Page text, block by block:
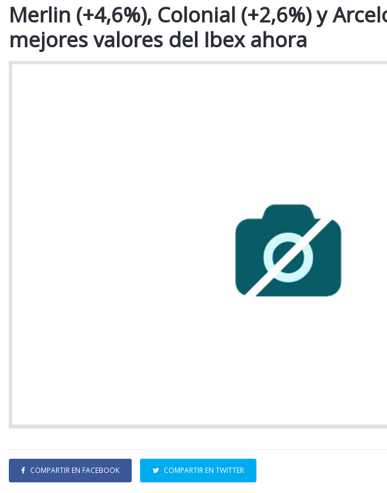
Merlin (+4,6%), Colonial (+2,6%) y
mejores valores del Ibex ahora
COMPARTIR EN FACEBOOK COMPARTIR EN TWITTER